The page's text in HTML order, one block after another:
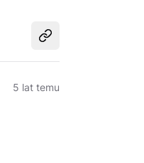
Udostępnij
5 lat temu